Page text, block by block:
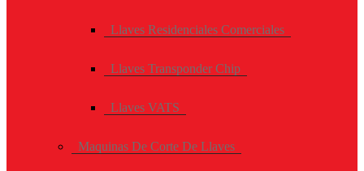
Llaves Residenciales Comerciales
Llaves Transponder Chip
Llaves VATS
Maquinas De Corte De Llaves